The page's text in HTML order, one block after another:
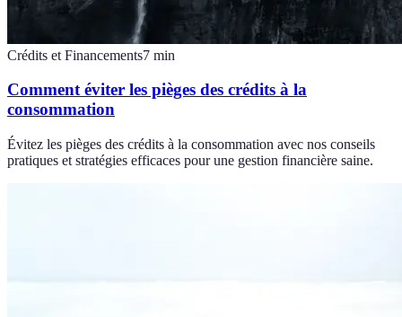
Crédits et Financements7 min
Comment éviter les pièges des crédits à la
consommation
Évitez les pièges des crédits à la consommation avec nos conseils
pratiques et stratégies efficaces pour une gestion financière saine.